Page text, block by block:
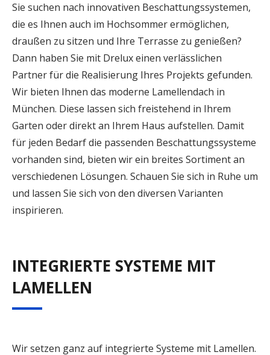
Sie suchen nach innovativen Beschattungssystemen,
die es Ihnen auch im Hochsommer ermöglichen,
draußen zu sitzen und Ihre Terrasse zu genießen?
Dann haben Sie mit Drelux einen verlässlichen
Partner für die Realisierung Ihres Projekts gefunden.
Wir bieten Ihnen das moderne Lamellendach in
München. Diese lassen sich freistehend in Ihrem
Garten oder direkt an Ihrem Haus aufstellen. Damit
für jeden Bedarf die passenden Beschattungssysteme
vorhanden sind, bieten wir ein breites Sortiment an
verschiedenen Lösungen. Schauen Sie sich in Ruhe um
und lassen Sie sich von den diversen Varianten
inspirieren.
INTEGRIERTE SYSTEME MIT
LAMELLEN
Wir setzen ganz auf integrierte Systeme mit Lamellen.